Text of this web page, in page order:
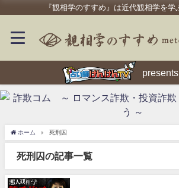
『観相学のすすめ』は近代観相学を学
presents
ホーム 死刑囚
死刑囚の記事一覧